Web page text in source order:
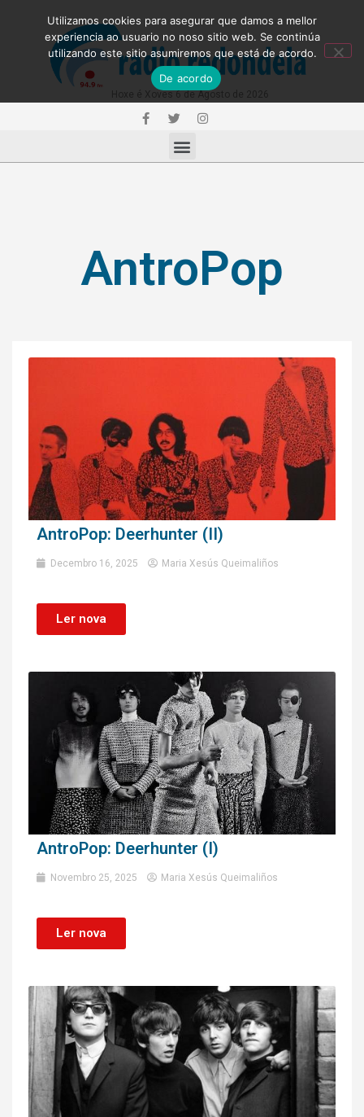
AntroPop
AntroPop: Deerhunter (II)
Decembro 16, 2025 Maria Xesús Queimaliños
Ler nova
AntroPop: Deerhunter (I)
Novembro 25, 2025 Maria Xesús Queimaliños
Ler nova
Utilizamos cookies para asegurar que damos a mellor
experiencia ao usuario no noso sitio web. Se continúa
utilizando este sitio asumiremos que está de acordo.
De acordo